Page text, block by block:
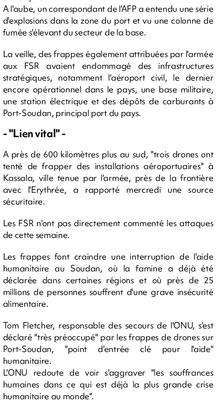
A l'aube, un correspondant de l'AFP a entendu une série
d'explosions dans la zone du port et vu une colonne de
fumée s'élevant du secteur de la base.
La veille, des frappes également attribuées par l'armée
aux FSR avaient endommagé des infrastructures
stratégiques, notamment l'aéroport civil, le dernier
encore opérationnel dans le pays, une base militaire,
une station électrique et des dépôts de carburants à
Port-Soudan, principal port du pays.
- "Lien vital" -
A près de 600 kilomètres plus au sud, "trois drones ont
tenté de frapper des installations aéroportuaires" à
Kassala, ville tenue par l'armée, près de la frontière
avec l'Erythrée, a rapporté mercredi une source
sécuritaire.
Les FSR n'ont pas directement commenté les attaques
de cette semaine.
Les frappes font craindre une interruption de l'aide
humanitaire au Soudan, où la famine a déjà été
déclarée dans certaines régions et où près de 25
millions de personnes souffrent d'une grave insécurité
alimentaire.
Tom Fletcher, responsable des secours de l'ONU, s'est
déclaré "très préoccupé" par les frappes de drones sur
Port-Soudan, "point d'entrée clé pour l'aide"
humanitaire.
L'ONU redoute de voir s'aggraver "les souffrances
humaines dans ce qui est déjà la plus grande crise
humanitaire au monde".